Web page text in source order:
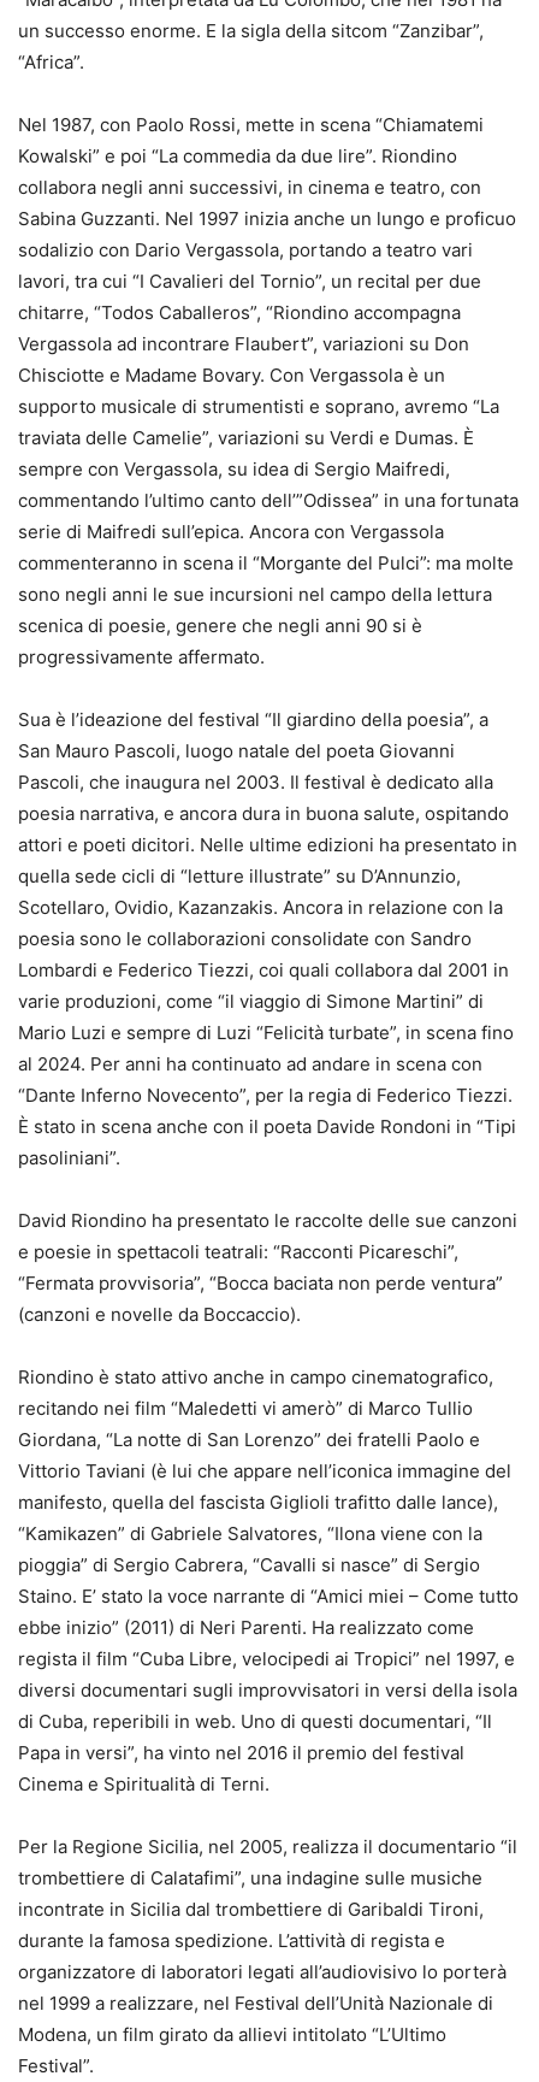
un successo enorme. E la sigla della sitcom “Zanzibar”,
“Africa”.
Nel 1987, con Paolo Rossi, mette in scena “Chiamatemi
Kowalski” e poi “La commedia da due lire”. Riondino
collabora negli anni successivi, in cinema e teatro, con
Sabina Guzzanti. Nel 1997 inizia anche un lungo e proficuo
sodalizio con Dario Vergassola, portando a teatro vari
lavori, tra cui “I Cavalieri del Tornio”, un recital per due
chitarre, “Todos Caballeros”, “Riondino accompagna
Vergassola ad incontrare Flaubert”, variazioni su Don
Chisciotte e Madame Bovary. Con Vergassola è un
supporto musicale di strumentisti e soprano, avremo “La
traviata delle Camelie”, variazioni su Verdi e Dumas. È
sempre con Vergassola, su idea di Sergio Maifredi,
commentando l’ultimo canto dell’”Odissea” in una fortunata
serie di Maifredi sull’epica. Ancora con Vergassola
commenteranno in scena il “Morgante del Pulci”: ma molte
sono negli anni le sue incursioni nel campo della lettura
scenica di poesie, genere che negli anni 90 si è
progressivamente affermato.
Sua è l’ideazione del festival “Il giardino della poesia”, a
San Mauro Pascoli, luogo natale del poeta Giovanni
Pascoli, che inaugura nel 2003. Il festival è dedicato alla
poesia narrativa, e ancora dura in buona salute, ospitando
attori e poeti dicitori. Nelle ultime edizioni ha presentato in
quella sede cicli di “letture illustrate” su D’Annunzio,
Scotellaro, Ovidio, Kazanzakis. Ancora in relazione con la
poesia sono le collaborazioni consolidate con Sandro
Lombardi e Federico Tiezzi, coi quali collabora dal 2001 in
varie produzioni, come “il viaggio di Simone Martini” di
Mario Luzi e sempre di Luzi “Felicità turbate”, in scena fino
al 2024. Per anni ha continuato ad andare in scena con
“Dante Inferno Novecento”, per la regia di Federico Tiezzi.
È stato in scena anche con il poeta Davide Rondoni in “Tipi
pasoliniani”.
David Riondino ha presentato le raccolte delle sue canzoni
e poesie in spettacoli teatrali: “Racconti Picareschi”,
“Fermata provvisoria”, “Bocca baciata non perde ventura”
(canzoni e novelle da Boccaccio).
Riondino è stato attivo anche in campo cinematografico,
recitando nei film “Maledetti vi amerò” di Marco Tullio
Giordana, “La notte di San Lorenzo” dei fratelli Paolo e
Vittorio Taviani (è lui che appare nell’iconica immagine del
manifesto, quella del fascista Giglioli trafitto dalle lance),
“Kamikazen” di Gabriele Salvatores, “Ilona viene con la
pioggia” di Sergio Cabrera, “Cavalli si nasce” di Sergio
Staino. E’ stato la voce narrante di “Amici miei – Come tutto
ebbe inizio” (2011) di Neri Parenti. Ha realizzato come
regista il film “Cuba Libre, velocipedi ai Tropici” nel 1997, e
diversi documentari sugli improvvisatori in versi della isola
di Cuba, reperibili in web. Uno di questi documentari, “Il
Papa in versi”, ha vinto nel 2016 il premio del festival
Cinema e Spiritualità di Terni.
Per la Regione Sicilia, nel 2005, realizza il documentario “il
trombettiere di Calatafimi”, una indagine sulle musiche
incontrate in Sicilia dal trombettiere di Garibaldi Tironi,
durante la famosa spedizione. L’attività di regista e
organizzatore di laboratori legati all’audiovisivo lo porterà
nel 1999 a realizzare, nel Festival dell’Unità Nazionale di
Modena, un film girato da allievi intitolato “L’Ultimo
Festival”.